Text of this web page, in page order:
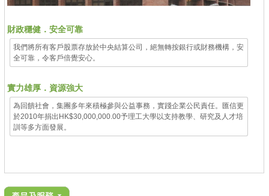
財政穩健．安全可靠
我們將所有客戶股票存放於中央結算公司， 絕無轉按銀行或財務機構，安
全可靠，令客戶倍覺安心。
實力雄厚．資源強大
為回饋社會，集團多年來積極參與公益事務 ，實踐企業公民責任。匯信更
於2010年捐出HK$30,000,000.00予理工大學以支持教學、研究及人才培
訓等多方面發展。